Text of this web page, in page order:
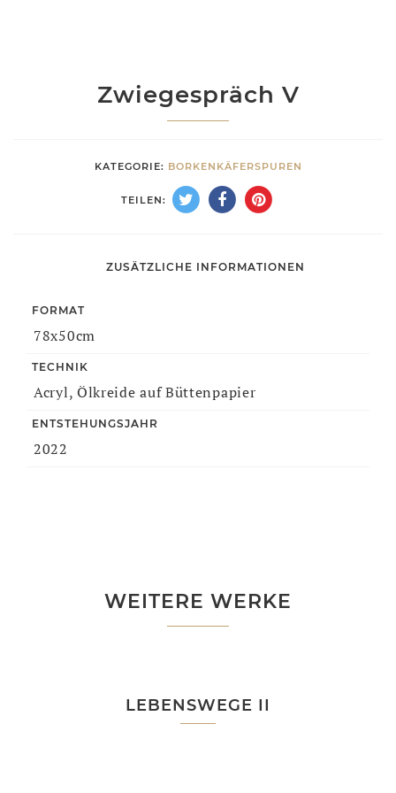
Zwiegespräch V
KATEGORIE: BORKENKÄFERSPUREN
TEILEN:
ZUSÄTZLICHE INFORMATIONEN
FORMAT
78x50cm
TECHNIK
Acryl, Ölkreide auf Büttenpapier
ENTSTEHUNGSJAHR
2022
WEITERE WERKE
LEBENSWEGE II